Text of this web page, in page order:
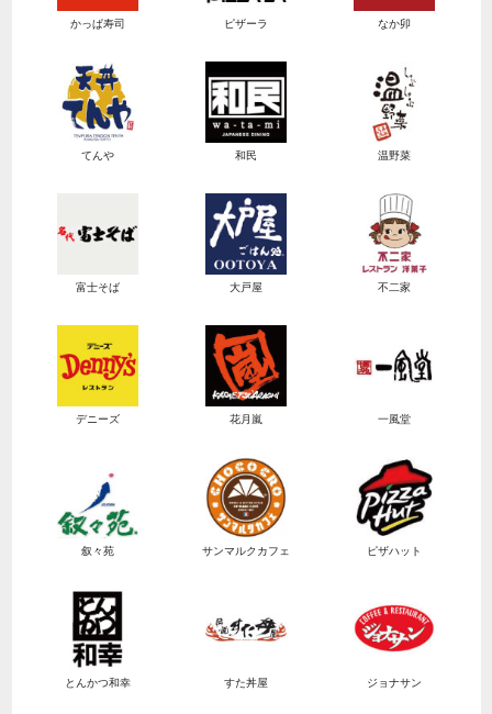
かっぱ寿司 ピザーラ なか卯
てんや 和民 温野菜
富士そば 大戸屋 不二家
デニーズ 花月嵐 一風堂
叙々苑 サンマルクカフェ ピザハット
とんかつ和幸 すた丼屋 ジョナサン